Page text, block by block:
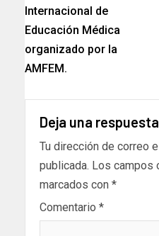
Internacional de
Educación Médica
organizado por la
AMFEM.
Deja una respuesta
Tu dirección de correo
publicada. Los campos
marcados con *
Comentario *